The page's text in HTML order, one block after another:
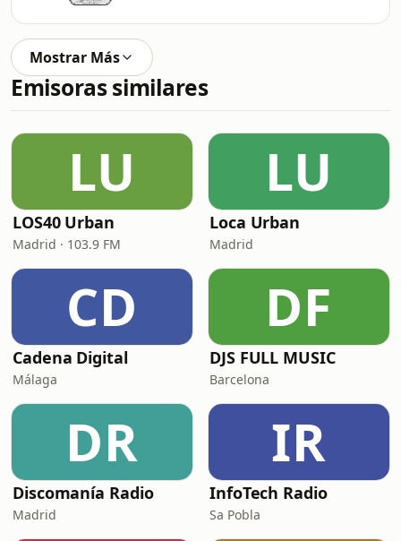
Mostrar Más
Emisoras similares
LU
LOS40 Urban
Madrid · 103.9 FM
LU
Loca Urban
Madrid
CD
Cadena Digital
Málaga
DF
DJS FULL MUSIC
Barcelona
DR
Discomanía Radio
Madrid
IR
InfoTech Radio
Sa Pobla